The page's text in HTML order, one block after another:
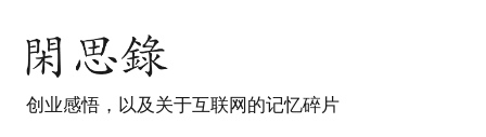
创业感悟，以及关于互联网的记忆碎片